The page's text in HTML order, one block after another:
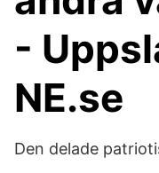
-
NE.se
Den delade